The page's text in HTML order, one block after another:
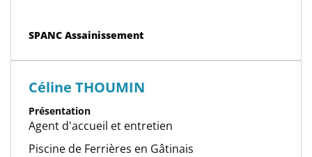
Catégorie(s)
SPANC Assainissement
Céline THOUMIN
Présentation
Agent d'accueil et entretien
Piscine de Ferrières en Gâtinais